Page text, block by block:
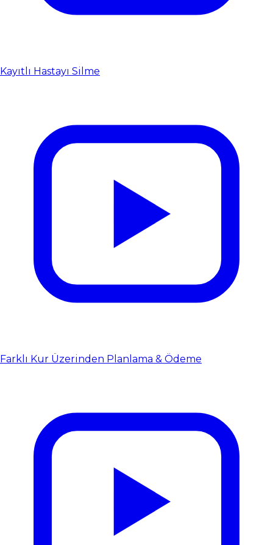
Kayıtlı Hastayı Silme
Farklı Kur Üzerinden Planlama & Ödeme